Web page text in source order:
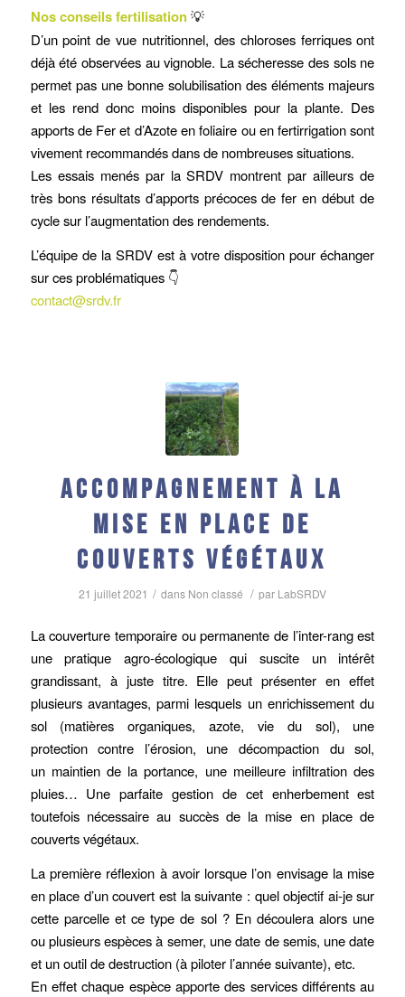
Nos conseils fertilisation💡
D’un point de vue nutritionnel, des chloroses ferriques ont
déjà été observées au vignoble. La sécheresse des sols ne
permet pas une bonne solubilisation des éléments majeurs
et les rend donc moins disponibles pour la plante. Des
apports de Fer et d’Azote en foliaire ou en fertirrigation sont
vivement recommandés dans de nombreuses situations.
Les essais menés par la SRDV montrent par ailleurs de
très bons résultats d’apports précoces de fer en début de
cycle sur l’augmentation des rendements.
L’équipe de la SRDV est à votre disposition pour échanger
sur ces problématiques 👇
contact@srdv.fr
Accompagnement à la
mise en place de
couverts végétaux
21 juillet 2021 / dans Non classé / par LabSRDV
La couverture temporaire ou permanente de l’inter-rang est
une pratique agro-écologique qui suscite un intérêt
grandissant, à juste titre. Elle peut présenter en effet
plusieurs avantages, parmi lesquels un enrichissement du
sol (matières organiques, azote, vie du sol), une
protection contre l’érosion, une décompaction du sol,
un maintien de la portance, une meilleure infiltration des
pluies… Une parfaite gestion de cet enherbement est
toutefois nécessaire au succès de la mise en place de
couverts végétaux.
La première réflexion à avoir lorsque l’on envisage la mise
en place d’un couvert est la suivante : quel objectif ai-je sur
cette parcelle et ce type de sol ? En découlera alors une
ou plusieurs espèces à semer, une date de semis, une date
et un outil de destruction (à piloter l’année suivante), etc.
En effet chaque espèce apporte des services différents au